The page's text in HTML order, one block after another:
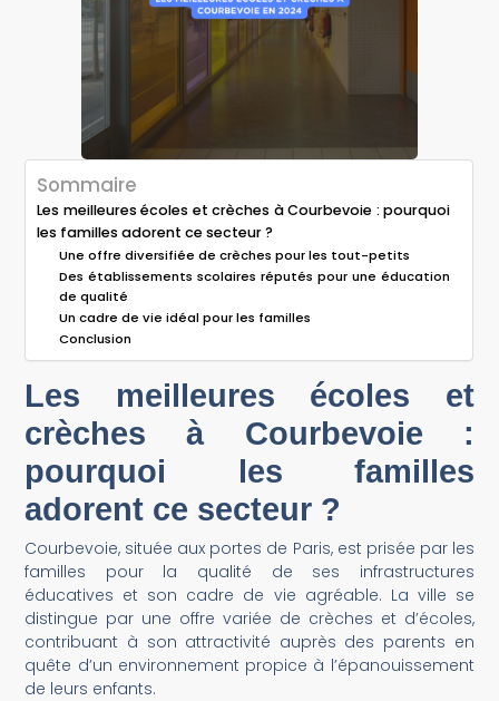
Sommaire
Les meilleures écoles et crèches à Courbevoie : pourquoi
les familles adorent ce secteur ?
Une offre diversifiée de crèches pour les tout-petits
Des établissements scolaires réputés pour une éducation
de qualité
Un cadre de vie idéal pour les familles
Conclusion
Les meilleures écoles et
crèches à Courbevoie :
pourquoi les familles
adorent ce secteur ?
Courbevoie, située aux portes de Paris, est prisée par les
familles pour la qualité de ses infrastructures
éducatives et son cadre de vie agréable. La ville se
distingue par une offre variée de crèches et d’écoles,
contribuant à son attractivité auprès des parents en
quête d’un environnement propice à l’épanouissement
de leurs enfants.